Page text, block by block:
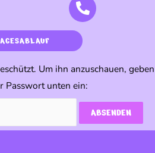
Um ihn anzuschauen, geben
Passwort unten ein: